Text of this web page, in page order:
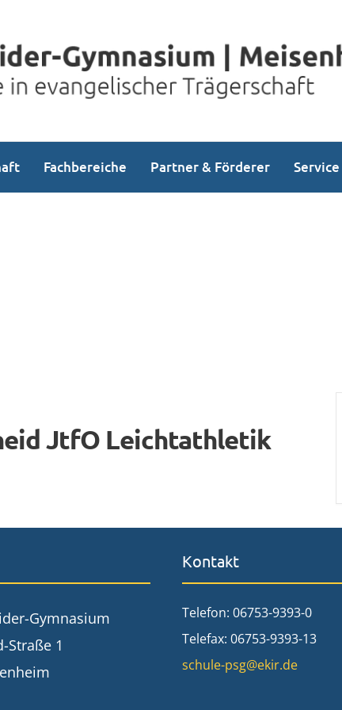
Fachbereiche Partner & Förderer Service
JtfO Leichtathletik
Gymnasium
Straße 1
Kontakt
Telefon: 06753-9393-0
Telefax: 06753-9393-13
schule-psg@ekir.de